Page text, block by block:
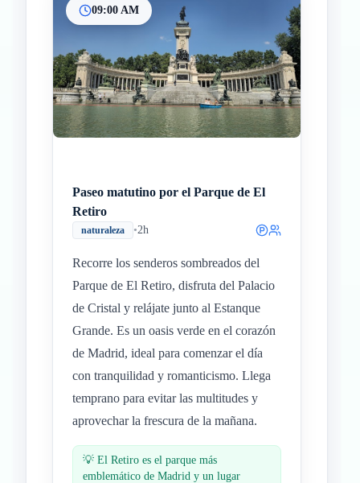
09:00 AM
Paseo matutino por el Parque de El
Retiro
naturaleza •2h
Recorre los senderos sombreados del
Parque de El Retiro, disfruta del Palacio
de Cristal y relájate junto al Estanque
Grande. Es un oasis verde en el corazón
de Madrid, ideal para comenzar el día
con tranquilidad y romanticismo. Llega
temprano para evitar las multitudes y
aprovechar la frescura de la mañana.
💡 El Retiro es el parque más
emblemático de Madrid y un lugar